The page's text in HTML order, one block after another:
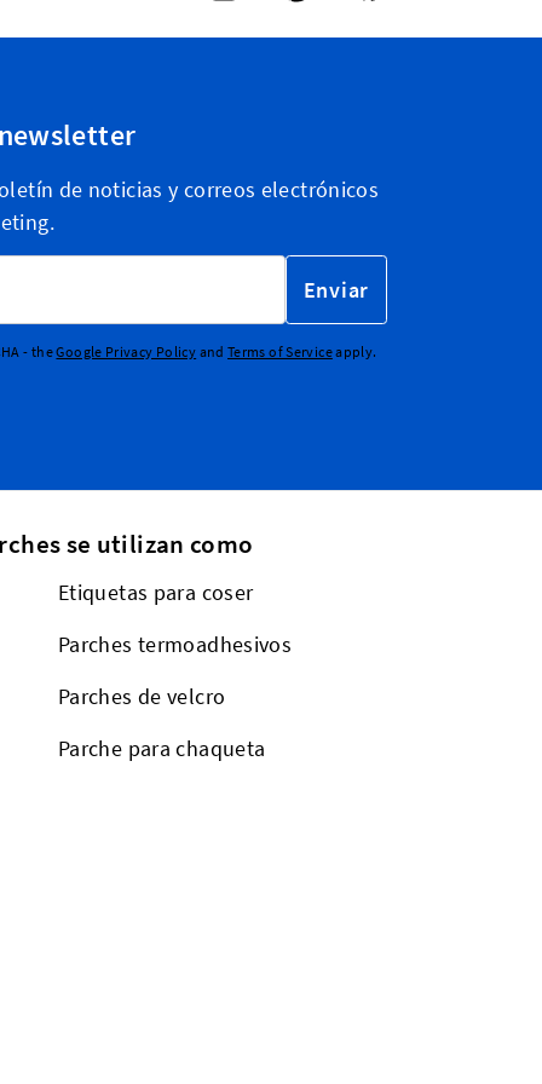
de noticias y correos electrónicos
Enviar
- theGoogle Privacy Policy and Terms of Serviceapply.
se utilizan como
Etiquetas para coser
Parches termoadhesivos
Parches de velcro
Parche para chaqueta